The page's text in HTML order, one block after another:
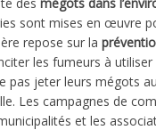
sont mises en œuvre
repose sur la
les fumeurs à utiliser
pas jeter leurs mégots
Les campagnes de
et les